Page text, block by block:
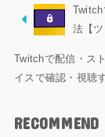
法【ツ
Twitchで配信・ス
イスで確認・視聴
RECOMMEND